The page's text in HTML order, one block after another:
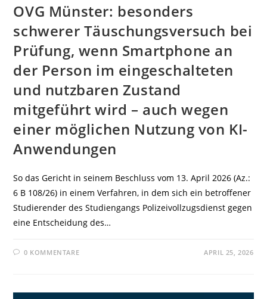
OVG Münster: besonders
schwerer Täuschungsversuch bei
Prüfung, wenn Smartphone an
der Person im eingeschalteten
und nutzbaren Zustand
mitgeführt wird – auch wegen
einer möglichen Nutzung von KI-
Anwendungen
So das Gericht in seinem Beschluss vom 13. April 2026 (Az.:
6 B 108/26) in einem Verfahren, in dem sich ein betroffener
Studierender des Studiengangs Polizeivollzugsdienst gegen
eine Entscheidung des…
0 KOMMENTARE APRIL 25, 2026